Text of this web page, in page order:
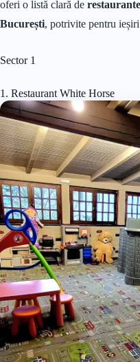
oferi o listă clară de
București, potrivite pentru
Sector 1
1. Restaurant White Horse